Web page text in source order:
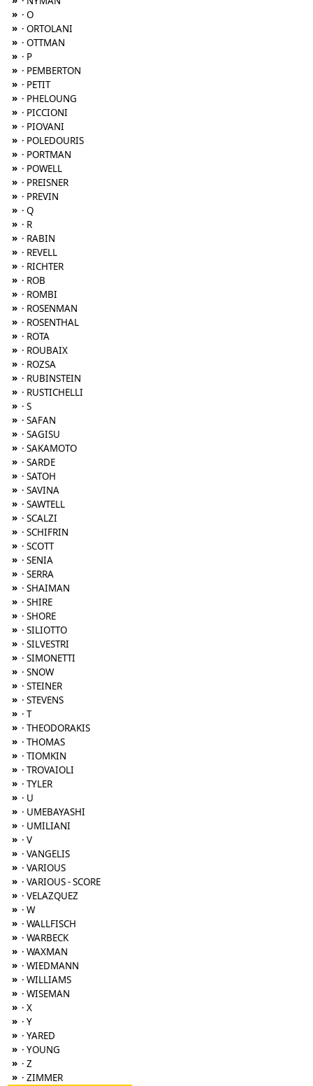
» · O
» · ORTOLANI
» · OTTMAN
» · P
» · PEMBERTON
» · PETIT
» · PHELOUNG
» · PICCIONI
» · PIOVANI
» · POLEDOURIS
» · PORTMAN
» · POWELL
» · PREISNER
» · PREVIN
» · Q
» · R
» · RABIN
» · REVELL
» · RICHTER
» · ROB
» · ROMBI
» · ROSENMAN
» · ROSENTHAL
» · ROTA
» · ROUBAIX
» · ROZSA
» · RUBINSTEIN
» · RUSTICHELLI
» · S
» · SAFAN
» · SAGISU
» · SAKAMOTO
» · SARDE
» · SATOH
» · SAVINA
» · SAWTELL
» · SCALZI
» · SCHIFRIN
» · SCOTT
» · SENIA
» · SERRA
» · SHAIMAN
» · SHIRE
» · SHORE
» · SILIOTTO
» · SILVESTRI
» · SIMONETTI
» · SNOW
» · STEINER
» · STEVENS
» · T
» · THEODORAKIS
» · THOMAS
» · TIOMKIN
» · TROVAIOLI
» · TYLER
» · U
» · UMEBAYASHI
» · UMILIANI
» · V
» · VANGELIS
» · VARIOUS
» · VARIOUS - SCORE
» · VELAZQUEZ
» · W
» · WALLFISCH
» · WARBECK
» · WAXMAN
» · WIEDMANN
» · WILLIAMS
» · WISEMAN
» · X
» · Y
» · YARED
» · YOUNG
» · Z
» · ZIMMER